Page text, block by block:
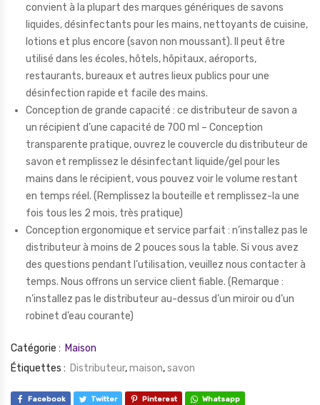
convient à la plupart des marques génériques de savons
liquides, désinfectants pour les mains, nettoyants de cuisine,
lotions et plus encore (savon non moussant). Il peut être
utilisé dans les écoles, hôtels, hôpitaux, aéroports,
restaurants, bureaux et autres lieux publics pour une
désinfection rapide et facile des mains.
Conception de grande capacité : ce distributeur de savon a
un récipient d’une capacité de 700 ml – Conception
transparente pratique, ouvrez le couvercle du distributeur de
savon et remplissez le désinfectant liquide/gel pour les
mains dans le récipient, vous pouvez voir le volume restant
en temps réel. (Remplissez la bouteille et remplissez-la une
fois tous les 2 mois, très pratique)
Conception ergonomique et service parfait : n’installez pas le
distributeur à moins de 2 pouces sous la table. Si vous avez
des questions pendant l’utilisation, veuillez nous contacter à
temps. Nous offrons un service client fiable. (Remarque :
n’installez pas le distributeur au-dessus d’un miroir ou d’un
robinet d’eau courante)
Catégorie : Maison
Étiquettes : Distributeur,maison,savon
Facebook Twitter Pinterest Whatsapp